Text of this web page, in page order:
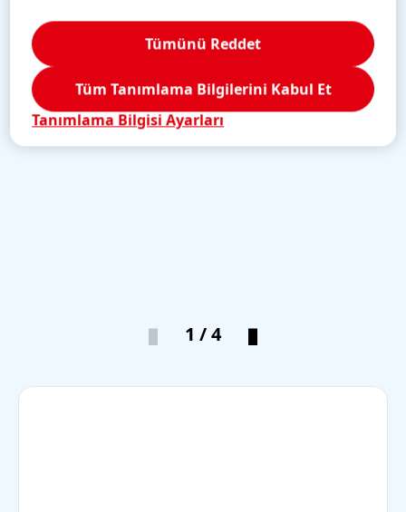
1 / 4
Tanımlama Bilgisi Ayarları
Tümünü Reddet
Tüm Tanımlama Bilgilerini Kabul Et